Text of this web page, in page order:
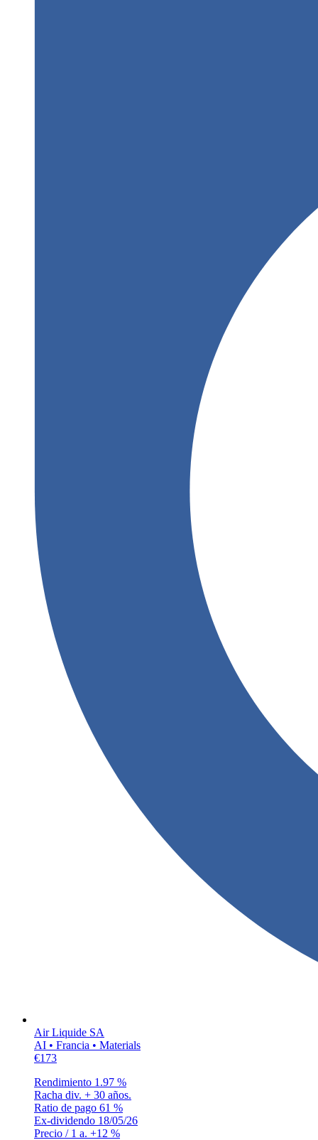
Air Liquide SA
AI • Francia • Materials
€173
Rendimiento 1.97 %
Racha div. + 30 años.
Ratio de pago 61 %
Ex-dividendo 18/05/26
Precio / 1 a. +12 %